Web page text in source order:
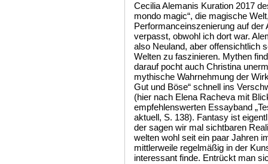
Cecilia Alemanis Kuration 2017
mondo magic“, die magische
Performanceinszenierung auf der
verpasst, obwohl ich dort war.
also Neuland, aber offensichtlich
Welten zu faszinieren. Mythen
darauf pocht auch Christina
mythische Wahrnehmung der
Gut und Böse“ schnell ins
(hier nach Elena Racheva mit
empfehlenswerten Essayband
aktuell, S. 138). Fantasy ist
der sagen wir mal sichtbaren
welten wohl seit ein paar Jahren
mittlerweile regelmäßig in der
interessant finde. Entrückt man